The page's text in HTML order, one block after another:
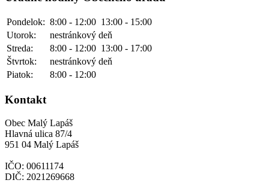
Pondelok: 8:00 - 12:00 13:00 - 15:00
Utorok:
nestránkový deň
Streda:
8:00 - 12:00 13:00 - 17:00
Štvrtok:
nestránkový deň
Piatok:
8:00 - 12:00
Kontakt
Obec Malý Lapáš
Hlavná ulica 87/4
951 04 Malý Lapáš
IČO: 00611174
DIČ: 2021269668